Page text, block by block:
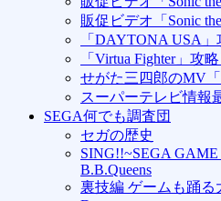
販促ビデオ「Sonic the
「DAYTONA USA
「Virtua Fighter」攻
せがた三四郎のMV
スーパーテレビ情報
SEGA何でも調査団
セガの歴史
SING!!~SEGA GAME
B.B.Queens
裏技編 ゲームも踊る